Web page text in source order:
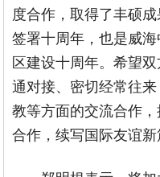
度合作，取得了丰硕
签署十周年，也是威
区建设十周年。希望
通对接、密切经常往
教等方面的交流合作
合作，续写国际友谊新